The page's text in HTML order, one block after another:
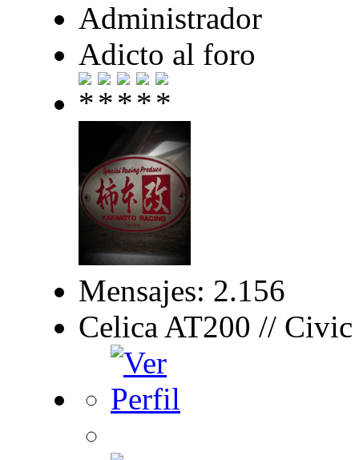
Administrador
Adicto al foro
Mensajes: 2.156
Celica AT200 //